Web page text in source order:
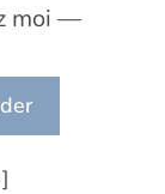
moi —
]